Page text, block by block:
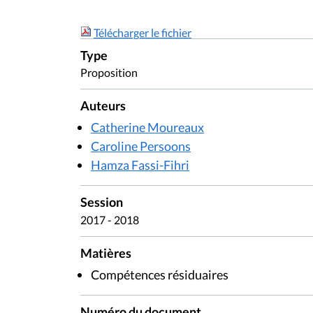
Télécharger le fichier
Type
Proposition
Auteurs
Catherine Moureaux
Caroline Persoons
Hamza Fassi-Fihri
Session
2017 - 2018
Matières
Compétences résiduaires